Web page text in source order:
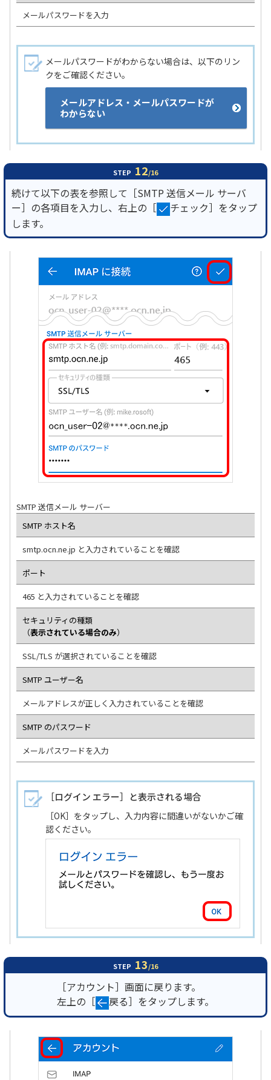
メールパスワードを入力
メールパスワードがわからない場合は、以下のリン
クをご確認ください。
メールアドレス・メールパスワードが
わからない
STEP 12/16
続けて以下の表を参照して［SMTP 送信メール サーバ
ー］の各項目を入力し、右上の［
チェック］をタップ
します。
SMTP 送信メール サーバー
SMTP ホスト名
smtp.ocn.ne.jp と入力されていることを確認
ポート
465 と入力されていることを確認
セキュリティの種類
（表示されている場合のみ）
SSL/TLS が選択されていることを確認
SMTP ユーザー名
メールアドレスが正しく入力されていることを確認
SMTP のパスワード
メールパスワードを入力
［ログイン エラー］と表示される場合
［OK］をタップし、入力内容に間違いがないかご確
認ください。
STEP 13/16
［アカウント］画面に戻ります。
左上の［
戻る］をタップします。